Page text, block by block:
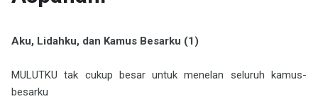
Aku, Lidahku, dan Kamus Besarku (1)
MULUTKU tak cukup besar untuk menelan seluruh kamus-
besarku